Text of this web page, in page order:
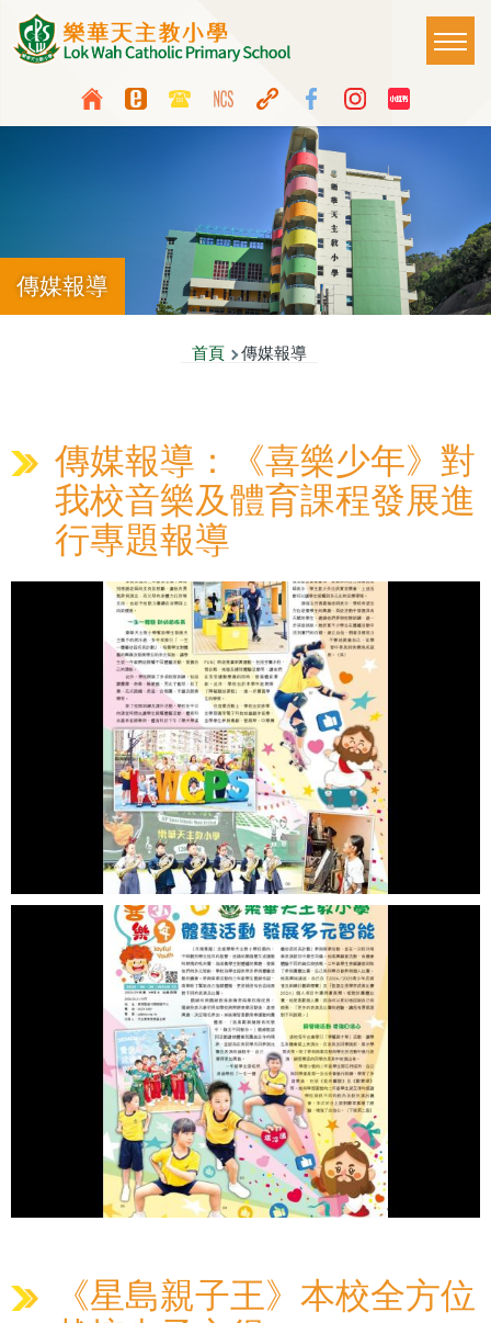
移至主內容
Top
Media
Button
Language
switcher
Main
傳媒報導
結
首頁 傳媒報導
傳媒報導：《喜樂少年》對
我校音樂及體育課程發展進
行專題報導
《星島親子王》本校全方位